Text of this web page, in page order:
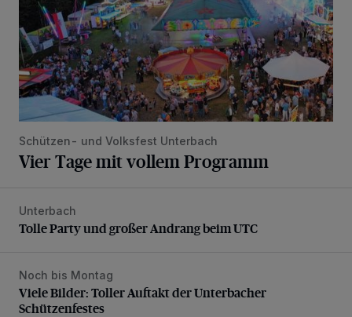
Schützen- und Volksfest Unterbach
Vier Tage mit vollem Programm
Tolle Party und großer Andrang beim UTC
Unterbach
Tolle Party und großer Andrang beim UTC
Viele Bilder: Toller Auftakt der Unterbacher Schützenfestes
Noch bis Montag
Viele Bilder: Toller Auftakt der Unterbacher
Schützenfestes